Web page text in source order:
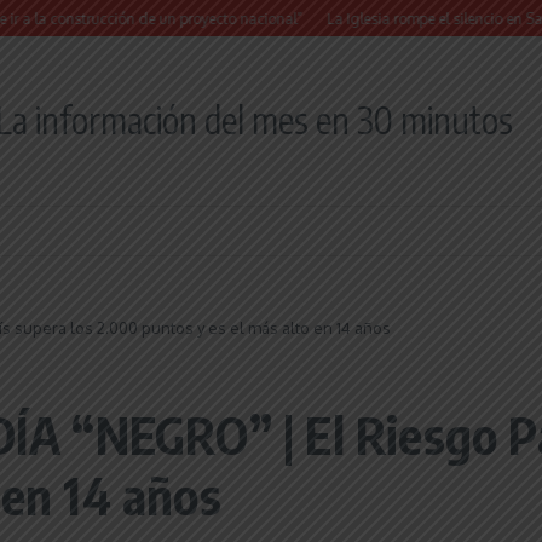
de un proyecto nacional” La Iglesia rompe el silencio en San
información del mes en 30 minutos
supera los 2.000 puntos y es el más alto en 14 años
“NEGRO” | El Riesgo
14 años